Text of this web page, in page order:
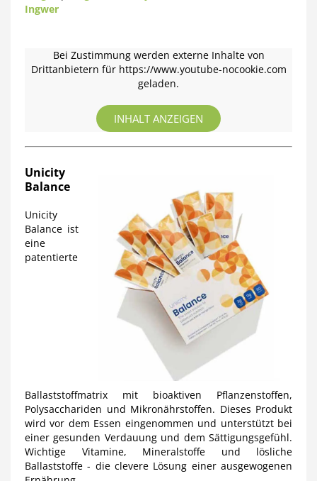
Ingwer
Bei Zustimmung werden externe Inhalte von
Drittanbietern für https://www.youtube-nocookie.com
geladen.
INHALT ANZEIGEN
Unicity
Balance
Unicity
Balance ist
eine
patentierte
Ballaststoffmatrix mit bioaktiven Pflanzenstoffen,
Polysacchariden und Mikronährstoffen. Dieses Produkt
wird vor dem Essen eingenommen und unterstützt bei
einer gesunden Verdauung und dem Sättigungsgefühl.
Wichtige Vitamine, Mineralstoffe und lösliche
Ballaststoffe - die clevere Lösung einer ausgewogenen